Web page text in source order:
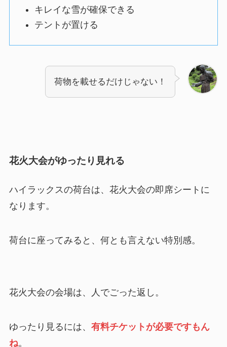
キレイな雪が確保できる
テントが置ける
荷物を載せるだけじゃない！
花火大会がゆったり見れる
ハイラックスの荷台は、花火大会の即席シートに
なります。
荷台に座ってみると、何とも言えない特別感。
花火大会の会場は、人でごった返し。
ゆったり見るには、 有料チケットが必要ですもん
ね。